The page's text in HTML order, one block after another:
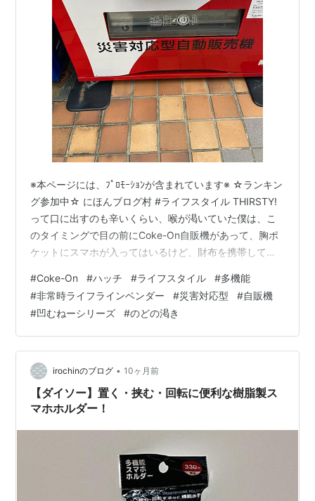
※本ページには、ﾌﾟﾛﾓｰｼｮﾝが含まれています※ ☆ランキン
グ参加中☆ にほんブログ村 #ライフスタイル THIRSTY!
って口に出すのも辛いくらい、喉が渇いていた僕は、こ
のタイミングで目の前にCoke-On自販機があって、胸ポ
ケットにスマホが入ってはいるけど、財布を携帯してな
る〜と思い出していた。 前回シリーズリンク
hatch51.com さっと、スマホを取り出し、自販機に向け
た。無論、無料交換券で冷たい飲み物をゲットしたかっ
たわけだ。いつもの感じで接続を表す100%が表示され、
この自販機の製品情報を読み始め、loading…の文字…
#Coke-On #ハッチ #ライフスタイル #多機能
#非常時ライフラインベンダー #災害対応型 #自販機
#凹むねーシリーズ #のどの渇き
irochinのブログ • 10ヶ月前
【ダイソー】置く・挟む・回転に便利な樹脂製ス
マホホルダー！